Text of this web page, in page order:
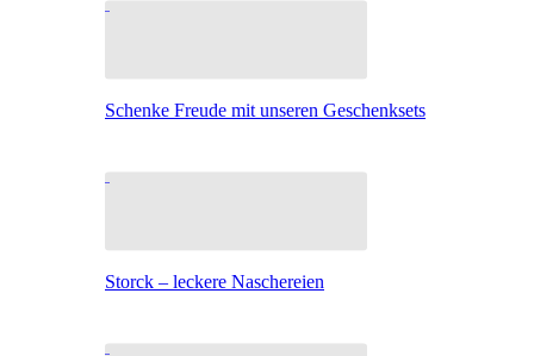
Schenke Freude mit unseren Geschenksets
Storck – leckere Naschereien